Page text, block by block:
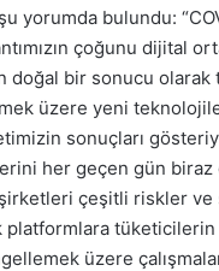
yorumda bulundu:
çoğunu dijital
doğal bir sonucu
üzere yeni
sonuçları
her geçen gün biraz
çeşitli riskler
platformlara tüketicilerin
üzere